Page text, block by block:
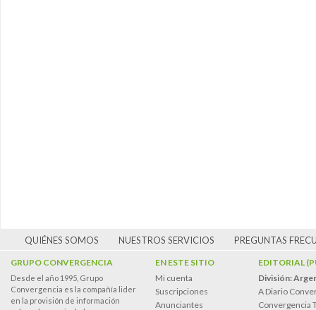
QUIÉNES SOMOS NUESTROS SERVICIOS PREGUNTAS
GRUPO CONVERGENCIA
Desde el año 1995, Grupo
Convergencia es la compañía lider
en la provisión de información
EN ESTE SITIO
Mi cuenta
Suscripciones
Anunciantes
EDITORIAL
División:
A Diario
Convergencia